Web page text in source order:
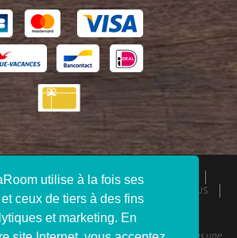
utilise à la fois ses
ceux de tiers à des fins
et marketing. En
ESPACE PRESSE
MENTIONS LÉGALES
REJOIGNEZ-NOUS
FAQ CONTACTEZ-NOUS
Tous droits réservés. AbracadaRoom n’est pas une